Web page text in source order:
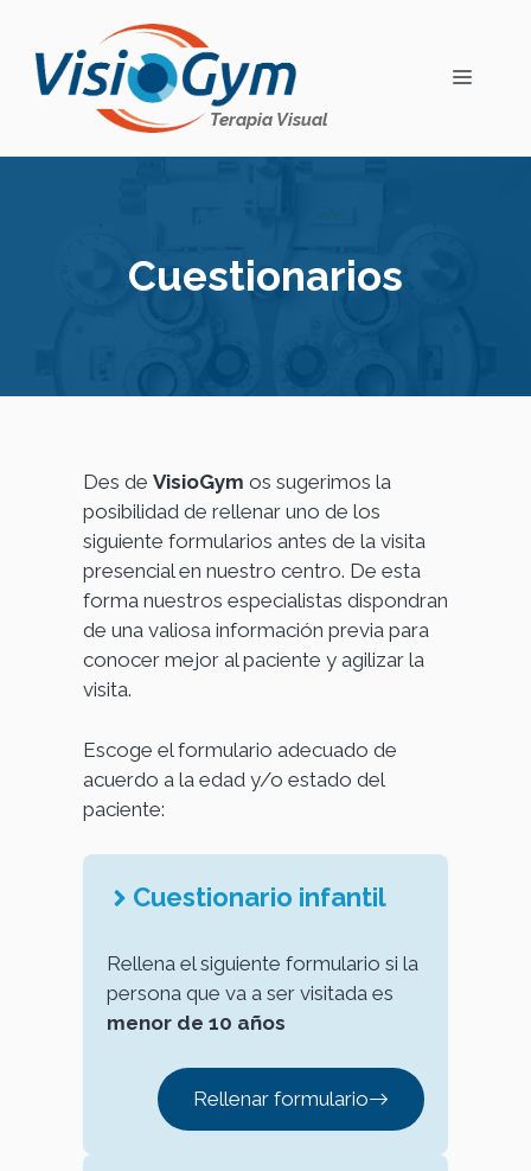
contenido
Terapia Visual
MENÚ
Cuestionarios
Des de VisioGym os sugerimos la
posibilidad de rellenar uno de los
siguiente formularios antes de la visita
presencial en nuestro centro. De esta
forma nuestros especialistas dispondran
de una valiosa información previa para
conocer mejor al paciente y agilizar la
visita.
Escoge el formulario adecuado de
acuerdo a la edad y/o estado del
paciente:
Cuestionario infantil
Rellena el siguiente formulario si la
persona que va a ser visitada es
menor de 10 años
Rellenar formulario